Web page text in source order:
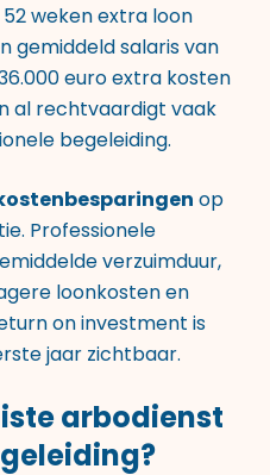
weken extra loon
gemiddeld salaris van
euro extra kosten
al rechtvaardigt vaak
begeleiding.
op
Professionele
verzuimduur,
loonkosten en
on investment is
jaar zichtbaar.
arbodienst